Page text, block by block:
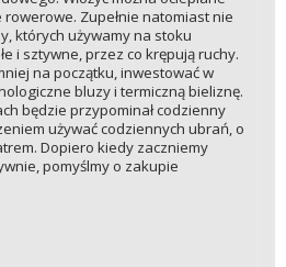
Zupełnie natomiast nie
których używamy na stoku
i sztywne, przez co krępują ruchy.
na początku, inwestować w
bluzy i termiczną bieliznę.
będzie przypominał codzienny
używać codziennych ubrań, o
Dopiero kiedy zaczniemy
pomyślmy o zakupie